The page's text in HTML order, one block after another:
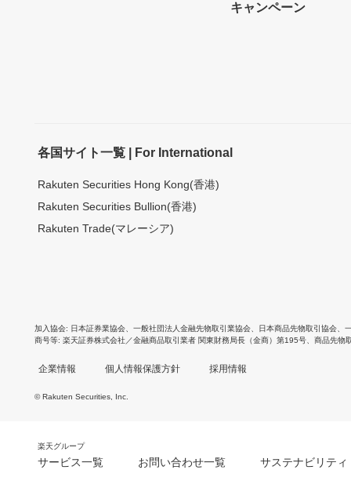
キャンペーン
各国サイト一覧 | For International
Rakuten Securities Hong Kong(香港)
Rakuten Securities Bullion(香港)
Rakuten Trade(マレーシア)
加入協会 日本証券業協会 一般社団法人金融先物取引業協会 日本商品先物取引協会
商号等 楽天証券株式会社／金融商品取引業者 関東財務局長（金商）第195号、商品先物
企業情報 個人情報保護方針 採用情報
© Rakuten Securities, Inc.
楽天グループ
サービス一覧 お問い合わせ一覧 サステナビリティ